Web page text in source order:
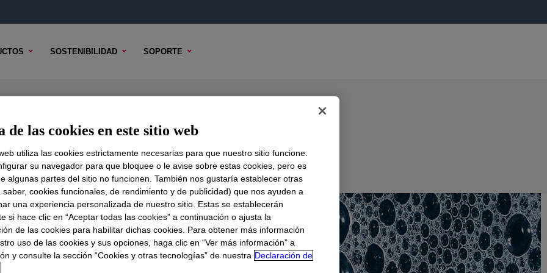
SOSTENIBILIDAD SOPORTE
Cellulose Ether
TÉCNICO OPCIONES DE MUESTRA OPCIONES DE COMPRA
de las cookies en este sitio web
utiliza las cookies estrictamente necesarias para que nuestro sitio funcione.
su navegador para que bloquee o le avise sobre estas cookies, pero es
algunas partes del sitio no funcionen. También nos gustaría establecer otras
saber, cookies funcionales, de rendimiento y de publicidad) que nos ayuden a
una experiencia personalizada de nuestro sitio. Estas se establecerán
si hace clic en “Aceptar todas las cookies” a continuación o ajusta la
de las cookies para habilitar dichas cookies. Para obtener más información
uso de las cookies y sus opciones, haga clic en “Ver más información” a
y consulte la sección “Cookies y otras tecnologías” de nuestra Declaración de